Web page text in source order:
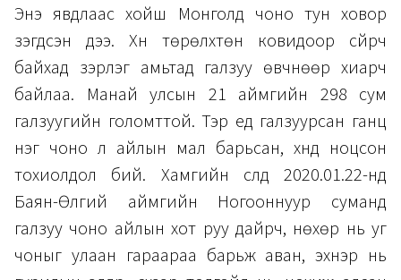
Энэ явдлаас хойш Монголд чоно тун ховор
үзэгдсэн дээ. Хүн төрөлхтөн ковидоор сүйрч
байхад зэрлэг амьтад галзуу өвчнөөр хиарч
байлаа. Манай улсын 21 аймгийн 298 сум
галзуугийн голомттой. Тэр үед галзуурсан ганц
нэг чоно л айлын мал барьсан, хүнд ноцсон
тохиолдол бий. Хамгийн сүүлд 2020.01.22-нд
Баян-Өлгий аймгийн Ногооннуур суманд
галзуу чоно айлын хот руу дайрч, нөхөр нь уг
чоныг улаан гараараа барьж аван, эхнэр нь